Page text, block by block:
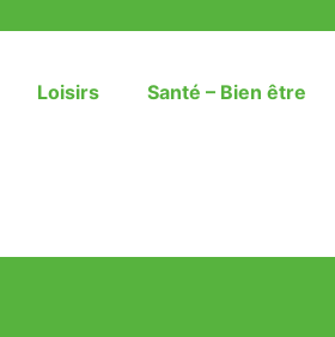
Loisirs Santé – Bien être